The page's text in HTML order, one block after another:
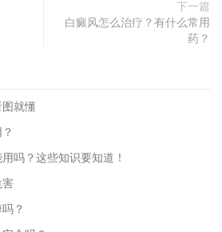
下一篇
白癜风怎么治疗？有什么常用
药？
图就懂
吗？这些知识要知道！
？